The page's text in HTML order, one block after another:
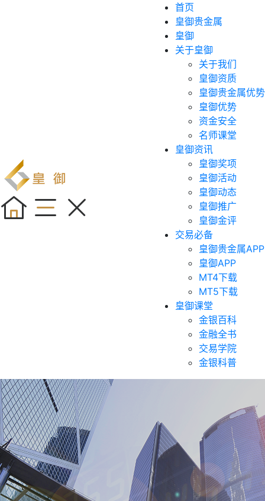
首页
皇御贵金属
皇御
关于皇御
关于我们
皇御资质
皇御贵金属优势
皇御优势
资金安全
名师课堂
皇御资讯
皇御奖项
皇御活动
皇御动态
皇御推广
皇御金评
交易必备
皇御贵金属APP
皇御APP
MT4下载
MT5下载
皇御课堂
金银百科
金融全书
交易学院
金银科普